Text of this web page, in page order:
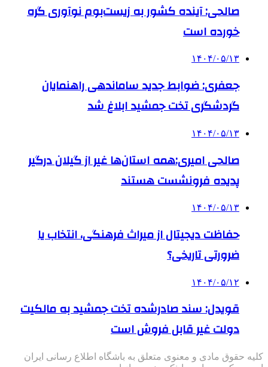
صالحی: آینده کشور به زیست‌بوم نوآوری گره
خورده است
۱۴۰۴/۰۵/۱۳
جعفری: ضوابط جدید ساماندهی راهنمایان
گردشگری تخت جمشید ابلاغ شد
۱۴۰۴/۰۵/۱۳
صالحی امیری:همه استان‌ها غیر از گیلان درگیر
پدیده فرونشست هستند
۱۴۰۴/۰۵/۱۳
حفاظت دیجیتال از میراث فرهنگی، انتخاب یا
ضرورتی تاریخی؟
۱۴۰۴/۰۵/۱۲
قویدل: سند صادرشده تخت جمشید به مالکیت
دولت غیر قابل فروش است
کلیه حقوق مادی و معنوی متعلق به باشگاه اطلاع رسانی ایران